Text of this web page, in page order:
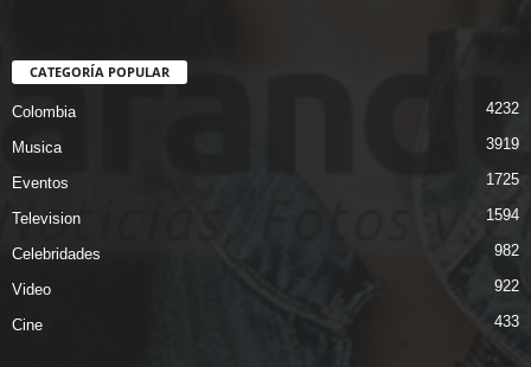
CATEGORÍA POPULAR
Colombia 4232
Musica 3919
Eventos 1725
Television 1594
Celebridades 982
Video 922
Cine 433